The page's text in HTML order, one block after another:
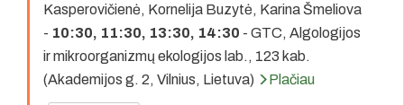
Kasperovičienė, Kornelija Buzytė, Karina Šmeliova
- 10:30, 11:30, 13:30, 14:30 - GTC, Algologijos
ir mikroorganizmų ekologijos lab., 123 kab.
(Akademijos g. 2, Vilnius, Lietuva)
Plačiau